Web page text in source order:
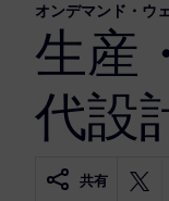
オンデマンド・ウ
生産
代設
共有